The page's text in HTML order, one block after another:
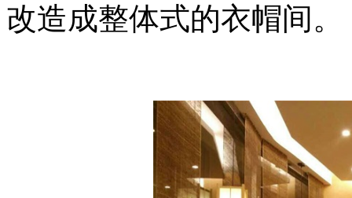
改造成整体式的衣帽间。